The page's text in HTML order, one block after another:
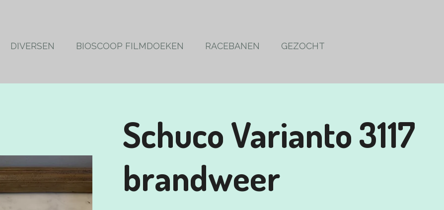
DIVERSEN BIOSCOOP FILMDOEKEN RACEBANEN
GEZOCHT
Schuco Varianto 3117
brandweer